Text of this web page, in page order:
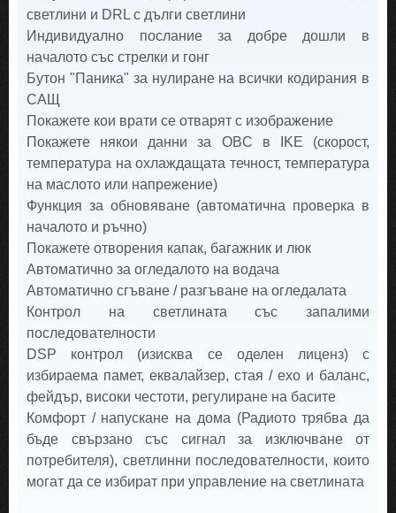
светлини и DRL с дълги светлини
Индивидуално послание за добре дошли в
началото със стрелки и гонг
Бутон "Паника" за нулиране на всички кодирания в
САЩ
Покажете кои врати се отварят с изображение
Покажете някои данни за OBC в IKE (скорост,
температура на охлаждащата течност, температура
на маслото или напрежение)
Функция за обновяване (автоматична проверка в
началото и ръчно)
Покажете отворения капак, багажник и люк
Автоматично за огледалото на водача
Автоматично сгъване / разгъване на огледалата
Контрол на светлината със запалими
последователности
DSP контрол (изисква се оделен лиценз) с
избираема памет, еквалайзер, стая / ехо и баланс,
фейдър, високи честоти, регулиране на басите
Комфорт / напускане на дома (Радиото трябва да
бъде свързано със сигнал за изключване от
потребителя), светлинни последователности, които
могат да се избират при управление на светлината